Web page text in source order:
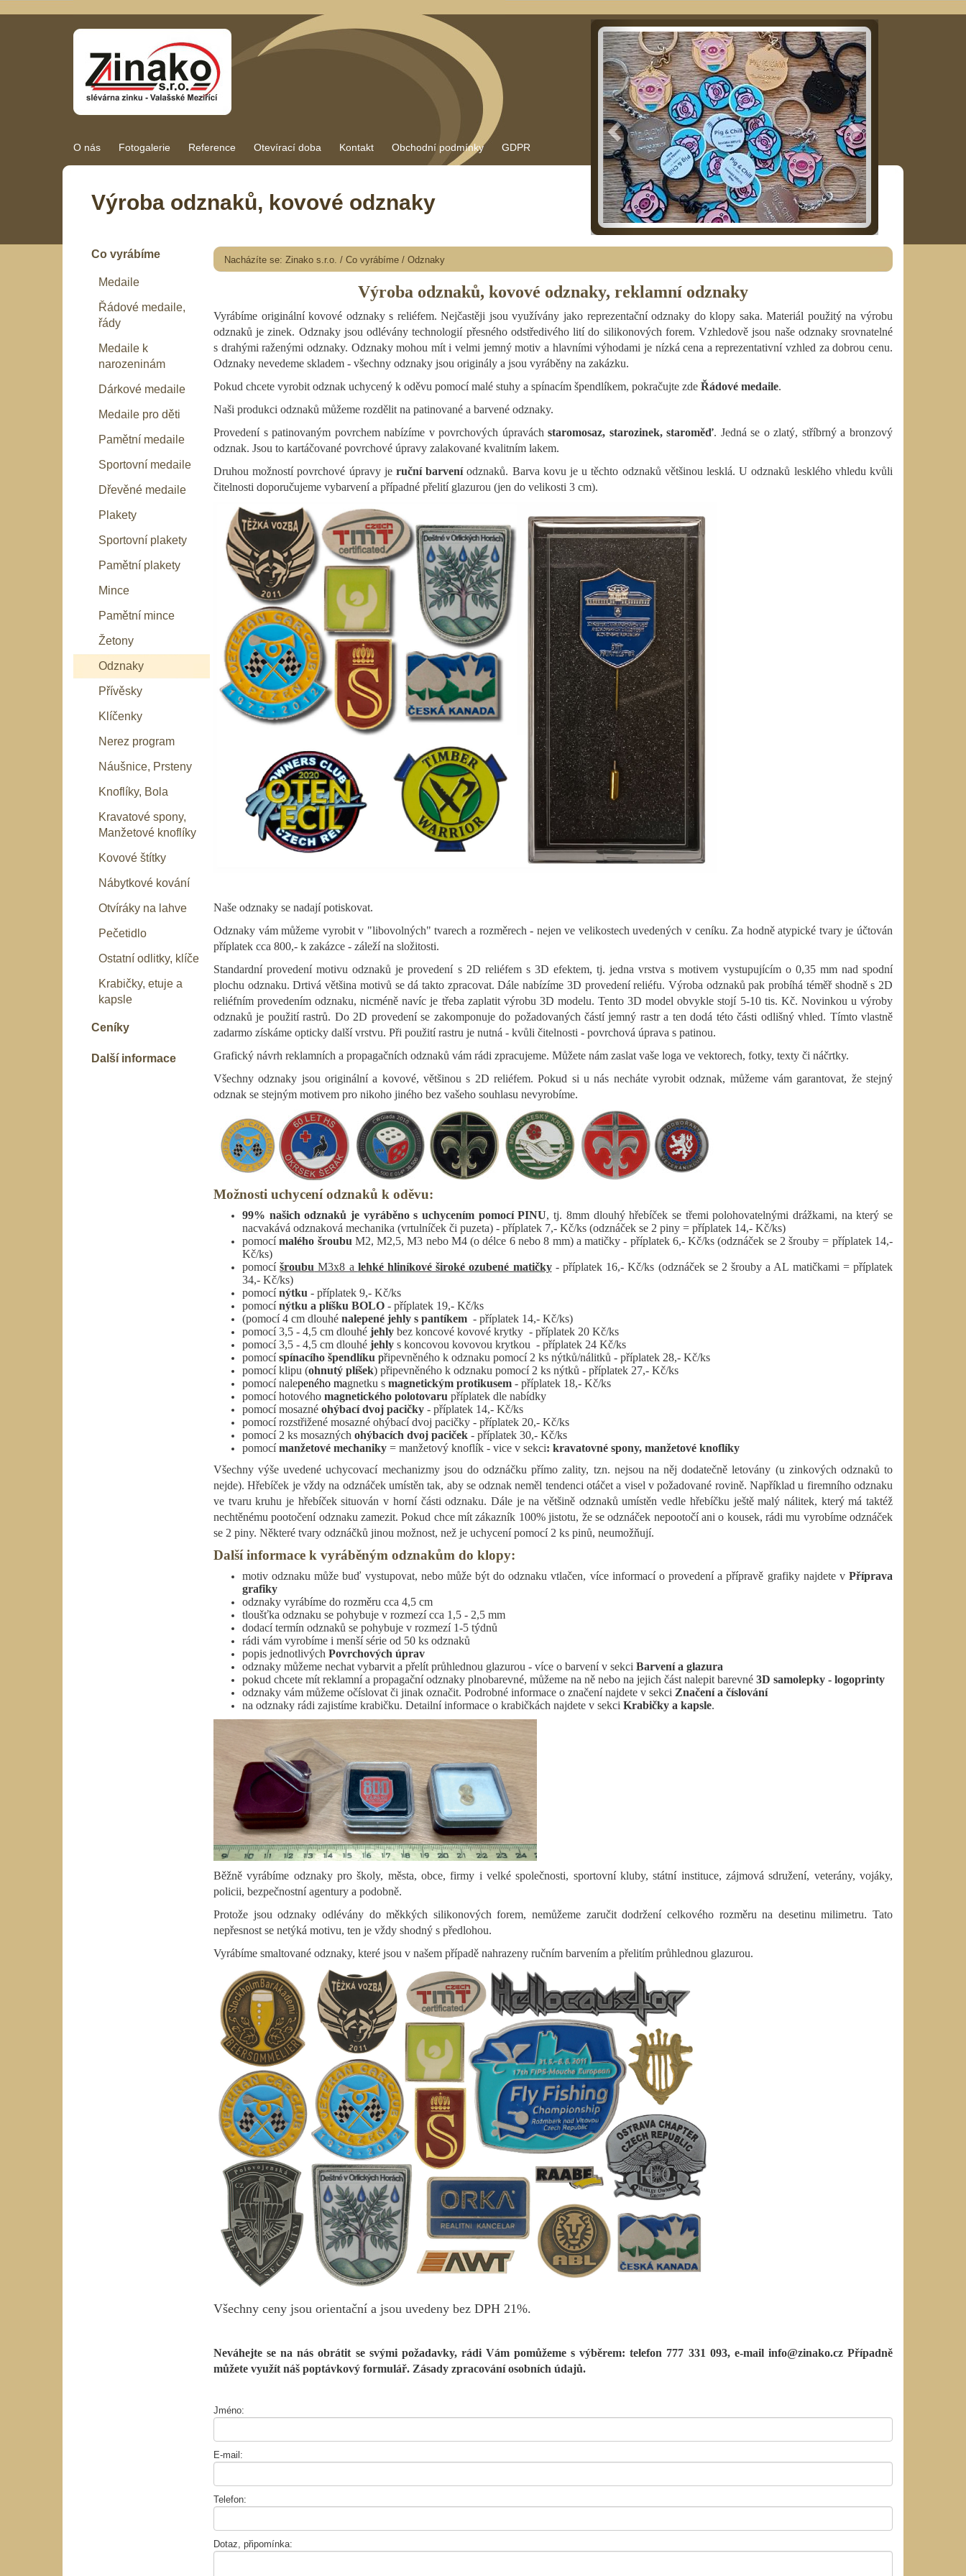
Předchozí Další
O nás Fotogalerie Reference Otevírací doba Kontakt Obchodní podmínky GDPR
Výroba odznaků, kovové odznaky
Nacházíte se: Zinako s.r.o. / Co vyrábíme / Odznaky
Výroba odznaků, kovové odznaky, reklamní odznaky
Vyrábíme originální kovové odznaky s reliéfem. Nejčastěji jsou využívány jako reprezentační odznaky do klopy saka. Materiál použitý na výrobu
odznaků je zinek. Odznaky jsou odlévány technologií přesného odstředivého lití do silikonových forem. Vzhledově jsou naše odznaky srovnatelné
s drahými raženými odznaky. Odznaky mohou mít i velmi jemný motiv a hlavními výhodami je nízká cena a reprezentativní vzhled za dobrou cenu.
Odznaky nevedeme skladem - všechny odznaky jsou originály a jsou vyráběny na zakázku.
Pokud chcete vyrobit odznak uchycený k oděvu pomocí malé stuhy a spínacím špendlíkem, pokračujte zde Řádové medaile.
Naši produkci odznaků můžeme rozdělit na patinované a barvené odznaky.
Provedení s patinovaným povrchem nabízíme v povrchových úpraváchstaromosaz, starozinek, staroměď. Jedná se o zlatý, stříbrný a bronzový
odznak. Jsou to kartáčované povrchové úpravy zalakované kvalitním lakem.
Druhou možností povrchové úpravy jeruční barveníodznaků. Barva kovu je u těchto odznaků většinou lesklá. U odznaků lesklého vhledu kvůli
čitelnosti doporučujeme vybarvení a případné přelití glazurou (jen do velikosti 3 cm).
Naše odznaky se nadají potiskovat.
Odznaky vám můžeme vyrobit v "libovolných" tvarech a rozměrech - nejen ve velikostech uvedených v ceníku. Za hodně atypické tvary je účtován
příplatek cca 800,- k zakázce - záleží na složitosti.
Standardní provedení motivu odznaků je provedení s 2D reliéfem s 3D efektem, tj. jedna vrstva s motivem vystupujícím o 0,35 mm nad spodní
plochu odznaku. Drtivá většina motivů se dá takto zpracovat. Dále nabízíme 3D provedení reliéfu. Výroba odznaků pak probíhá téměř shodně s 2D
reliéfním provedenímodznaku, nicméně navíc je třeba zaplatit výrobu 3D modelu. Tento 3D model obvykle stojí 5-10 tis. Kč. Novinkou u výroby
odznaků je použití rastrů. Do 2D provedení se zakomponuje do požadovaných částí jemný rastr a ten dodá této části odlišný vhled. Tímto vlastně
zadarmo získáme opticky další vrstvu. Při použití rastru je nutná - kvůli čitelnosti - povrchová úprava s patinou.
Grafický návrh reklamních a propagačních odznaků vám rádi zpracujeme. Můžete nám zaslat vaše loga ve vektorech, fotky, texty či náčrtky.
Všechny odznaky jsou originální a kovové, většinou s 2D reliéfem. Pokud si u nás necháte vyrobit odznak, můžeme vám garantovat, že stejný
odznak se stejným motivem pro nikoho jiného bez vašeho souhlasu nevyrobíme.
Možnosti uchycení odznaků k oděvu:
99% našich odznaků je vyráběno s uchycením pomocíPINU, tj. 8mm dlouhý hřebíček se třemi polohovatelnými drážkami, na který se
nacvakává odznaková mechanika (vrtulníček či puzeta) - příplatek 7,- Kč/ks (odznáček se 2 piny = příplatek 14,- Kč/ks)
pomocímalého šroubu M2, M2,5, M3 nebo M4 (o délce 6 nebo 8 mm) a matičky - příplatek 6,- Kč/ks(odznáček se 2 šrouby = příplatek 14,-
Kč/ks)
pomocíšroubu M3x8 a lehké hliníkové široké ozubené matičky- příplatek 16,- Kč/ks (odznáček se 2 šrouby a AL matičkami = příplatek
34,- Kč/ks)
pomocí nýtku - příplatek 9,- Kč/ks
pomocí nýtku a plíšku BOLO - příplatek 19,- Kč/ks
(pomocí 4 cm dlouhé nalepené jehly s pantíkem - příplatek 14,- Kč/ks)
pomocí 3,5 - 4,5 cm dlouhé jehly bez koncové kovové krytky - příplatek 20 Kč/ks
pomocí 3,5 - 4,5 cm dlouhé jehly s koncovou kovovou krytkou - příplatek 24 Kč/ks
pomocí spínacího špendlíku připevněného k odznaku pomocí 2 ks nýtků/nálitků - příplatek 28,- Kč/ks
pomocí klipu (ohnutý plíšek) připevněného k odznaku pomocí 2 ks nýtků - příplatek 27,- Kč/ks
pomocí nalepeného magnetku s magnetickým protikusem - příplatek 18,- Kč/ks
pomocí hotového magnetického polotovaru příplatek dle nabídky
pomocí mosazné ohýbací dvoj pacičky - příplatek 14,- Kč/ks
pomocí rozstřižené mosazné ohýbací dvoj pacičky - příplatek 20,- Kč/ks
pomocí 2 ks mosazných ohýbacích dvoj paciček - příplatek 30,- Kč/ks
pomocímanžetové mechaniky = manžetový knoflík - vice v sekci: kravatovné spony, manžetové knoflíky
Všechny výše uvedené uchycovací mechanizmy jsou do odznáčku přímo zality, tzn. nejsou na něj dodatečně letovány (u zinkových odznaků to
nejde). Hřebíček je vždy na odznáček umístěn tak, aby se odznak neměl tendenci otáčet a visel v požadované rovině. Například u firemního odznaku
ve tvaru kruhu je hřebíček situován v horní části odznaku. Dále je na většině odznaků umístěn vedle hřebíčku ještě malý nálitek, který má taktéž
nechtěnému pootočení odznaku zamezit. Pokud chce mít zákazník 100% jistotu, že se odznáček nepootočí ani o kousek, rádi mu vyrobíme odznáček
se 2 piny. Některé tvary odznáčků jinou možnost, než je uchycení pomocí 2 ks pinů, neumožňují.
Další informace k vyráběným odznakům do klopy:
motiv odznaku může buď vystupovat, nebo může být do odznaku vtlačen, více informací o provedení a přípravě grafiky najdete v Příprava
grafiky
odznaky vyrábíme do rozměru cca 4,5 cm
tloušťka odznaku se pohybuje v rozmezí cca 1,5 - 2,5 mm
dodací termín odznaků se pohybuje v rozmezí 1-5 týdnů
rádi vám vyrobíme i menší série od 50 ks odznaků
popis jednotlivých Povrchových úprav
odznaky můžeme nechat vybarvit a přelít průhlednou glazurou - více o barvení v sekci Barvení a glazura
pokud chcete mít reklamní a propagační odznaky plnobarevné, můžeme na ně nebo na jejich část nalepit barevné 3D samolepky - logoprinty
odznaky vám můžeme očíslovat či jinak označit. Podrobné informace o značení najdete v sekci Značení a číslování
na odznaky rádi zajistíme krabičku. Detailní informace o krabičkách najdete v sekci Krabičky a kapsle.
Běžně vyrábíme odznaky pro školy, města, obce, firmy i velké společnosti, sportovní kluby, státní instituce, zájmová sdružení, veterány, vojáky,
policii, bezpečnostní agentury a podobně.
Protože jsou odznaky odlévány do měkkých silikonových forem, nemůžeme zaručit dodržení celkového rozměru na desetinu milimetru. Tato
nepřesnost se netýká motivu, ten je vždy shodný s předlohou.
Vyrábíme smaltované odznaky, které jsou v našem případě nahrazeny ručním barvením a přelitím průhlednou glazurou.
Všechny ceny jsou orientační a jsou uvedeny bez DPH 21%.
Neváhejte se na nás obrátit se svými požadavky, rádi Vám pomůžeme s výběrem: telefon 777 331 093, e-mail info@zinako.czPřípadně
můžete využít náš poptávkový formulář. Zásady zpracování osobních údajů.
Jméno:
E-mail :
Telefon:
Dotaz, připomínka:
Co vyrábíme
Medaile
Řádové medaile,
řády
Medaile k
narozeninám
Dárkové medaile
Medaile pro děti
Pamětní medaile
Sportovní medaile
Dřevěné medaile
Plakety
Sportovní plakety
Pamětní plakety
Mince
Pamětní mince
Žetony
Odznaky
Přívěsky
Klíčenky
Nerez program
Náušnice, Prsteny
Knoflíky, Bola
Kravatové spony,
Manžetové knoflíky
Kovové štítky
Nábytkové kování
Otvíráky na lahve
Pečetidlo
Ostatní odlitky, klíče
Krabičky, etuje a
kapsle
Ceníky
Další informace